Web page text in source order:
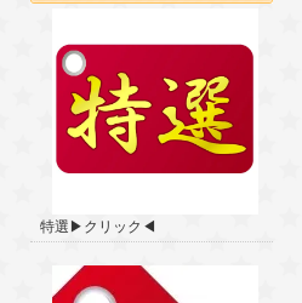
特選▶クリック◀